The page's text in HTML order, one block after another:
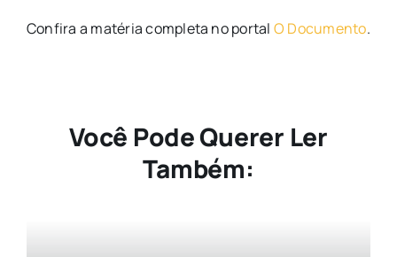
Confira a matéria completa no portal O Documento.
Você Pode Querer Ler
Também: